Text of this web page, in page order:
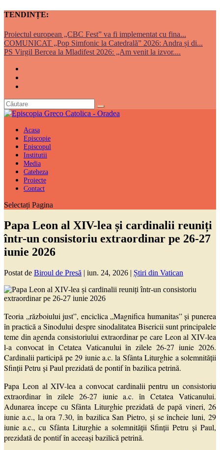
TENDINȚE:
Proiectul european „CBC Fest” va fi implementat cu fina...
COMUNICAT „Pop Simfonic la Catedrală” 2026: Andra și di...
PS Virgil Bercea la Mladifest 2026: „Am venit la izvor....
Acasa
Episcopie
Episcopul
Institutii
Media
Cateheza
Proiecte
Contact
Selectați Pagina
Papa Leon al XIV-lea și cardinalii reuniți
într-un consistoriu extraordinar pe 26-27
iunie 2026
Postat de Biroul de Presă | iun. 24, 2026 | Știri din Vatican
Teoria „războiului just”, enciclica „Magnifica humanitas” și punerea
în practică a Sinodului despre sinodalitatea Bisericii sunt principalele
teme din agenda consistoriului extraordinar pe care Leon al XIV-lea
l-a convocat în Cetatea Vaticanului în zilele 26-27 iunie 2026.
Cardinalii participă pe 29 iunie a.c. la Sfânta Liturghie a solemnității
Sfinții Petru și Paul prezidată de pontif în bazilica petrină.
Papa Leon al XIV-lea a convocat cardinalii pentru un consistoriu
extraordinar în zilele 26-27 iunie a.c. în Cetatea Vaticanului.
Adunarea începe cu Sfânta Liturghie prezidată de papă vineri, 26
iunie a.c., la ora 7.30, în bazilica San Pietro, și se încheie luni, 29
iunie a.c., cu Sfânta Liturghie a solemnității Sfinții Petru și Paul,
prezidată de pontif în aceeași bazilică petrină.